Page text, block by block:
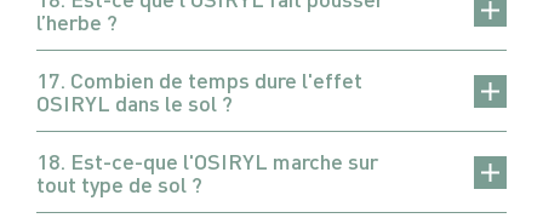
l’herbe ?
17. Combien de temps dure l'effet
OSIRYL dans le sol ?
18. Est-ce-que l'OSIRYL marche sur
tout type de sol ?